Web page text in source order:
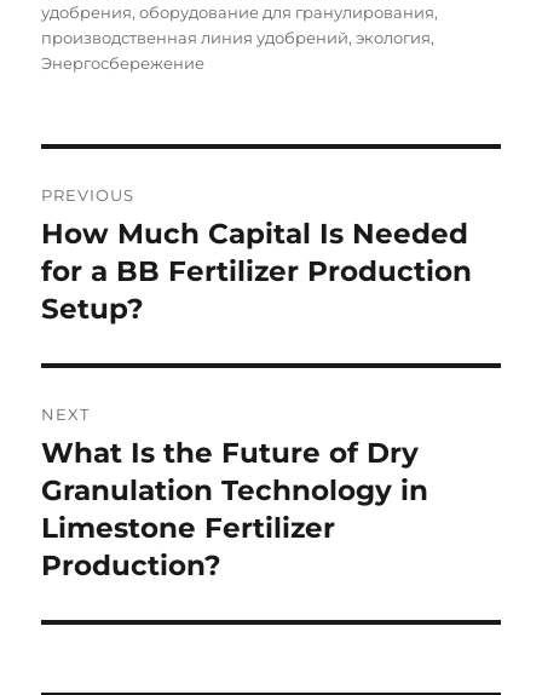
удобрения,оборудование для гранулирования,
производственная линия удобрений,экология,
Энергосбережение
navigation
PREVIOUS
Previous
post:
How Much Capital Is Needed
for a BB Fertilizer Production
Setup?
NEXT
Next
post:
What Is the Future of Dry
Granulation Technology in
Limestone Fertilizer
Production?